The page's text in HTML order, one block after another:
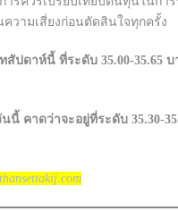
วามเสี่ยงก่อนตัดสินใจทุกครั้ง
สัปดาห์นี้ ที่ระดับ 35.00-35.65 บ
นี้ คาดว่าจะอยู่ที่ระดับ 35.30-